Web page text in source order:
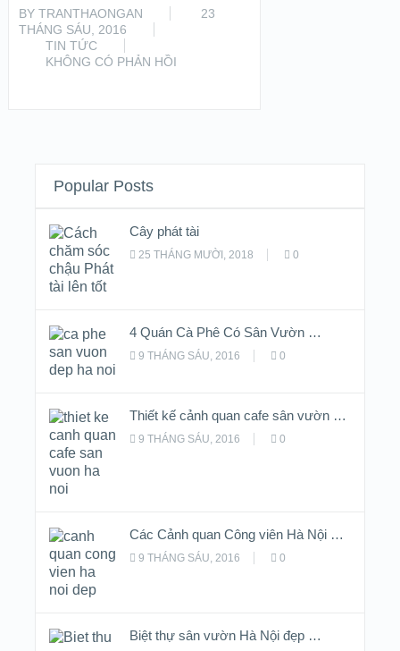
BY TRANTHAONGAN
23
THÁNG SÁU, 2016
TIN TỨC
KHÔNG CÓ PHẢN HỒI
Popular Posts
Cây phát tài
25 THÁNG MƯỜI, 2018 0
4 Quán Cà Phê Có Sân Vườn …
9 THÁNG SÁU, 2016 0
Thiết kế cảnh quan cafe sân vườn …
9 THÁNG SÁU, 2016 0
Các Cảnh quan Công viên Hà Nội …
9 THÁNG SÁU, 2016 0
Biệt thự sân vườn Hà Nội đẹp …